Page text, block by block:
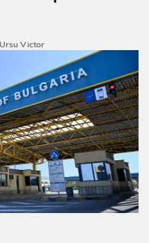
Ursu Victor